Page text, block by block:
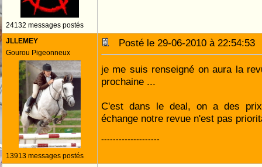
24132 messages postés
JLLEMEY
Gourou Pigeonneux
13913 messages postés
Posté le 29-06-2010 à
je me suis renseigné on aura la
prochaine ...
C'est dans le deal, on a des
échange notre revue n'est pas
--------------------